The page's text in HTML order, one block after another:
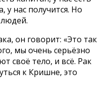
у нас получится. Но
он говорит: «Это так
мы очень серьёзно
своё тело, и всё. Рак
к Кришне, это